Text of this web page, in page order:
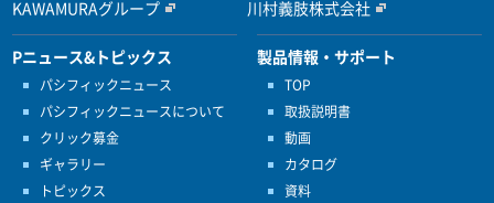
KAWAMURAグループ 川村義肢株式会社
Pニュース&トピックス
パシフィックニュース
パシフィックニュースについて
クリック募金
ギャラリー
トピックス
製品情報・サポート
TOP
取扱説明書
動画
カタログ
資料